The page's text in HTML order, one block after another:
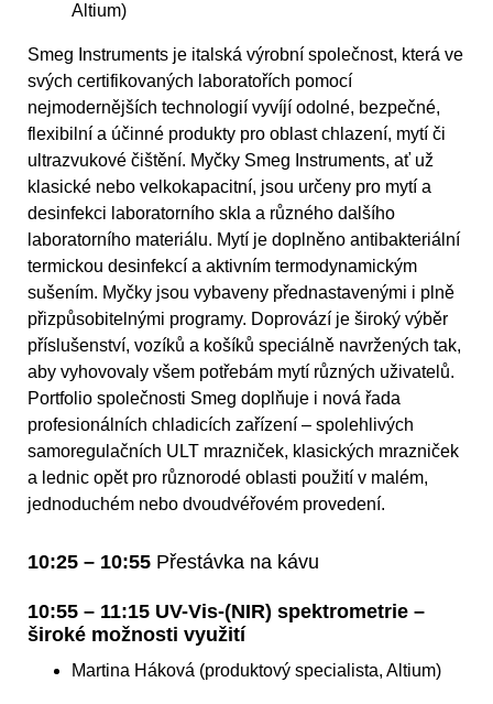
Altium)
Smeg Instruments je italská výrobní společnost, která ve
svých certifikovaných laboratořích pomocí
nejmodernějších technologií vyvíjí odolné, bezpečné,
flexibilní a účinné produkty pro oblast chlazení, mytí či
ultrazvukové čištění. Myčky Smeg Instruments, ať už
klasické nebo velkokapacitní, jsou určeny pro mytí a
desinfekci laboratorního skla a různého dalšího
laboratorního materiálu. Mytí je doplněno antibakteriální
termickou desinfekcí a aktivním termodynamickým
sušením. Myčky jsou vybaveny přednastavenými i plně
přizpůsobitelnými programy. Doprovází je široký výběr
příslušenství, vozíků a košíků speciálně navržených tak,
aby vyhovovaly všem potřebám mytí různých uživatelů.
Portfolio společnosti Smeg doplňuje i nová řada
profesionálních chladicích zařízení – spolehlivých
samoregulačních ULT mrazniček, klasických mrazniček
a lednic opět pro různorodé oblasti použití v malém,
jednoduchém nebo dvoudvéřovém provedení.
10:25 – 10:55 Přestávka na kávu
10:55 – 11:15 UV-Vis-(NIR) spektrometrie –
široké možnosti využití
Martina Háková (produktový specialista, Altium)